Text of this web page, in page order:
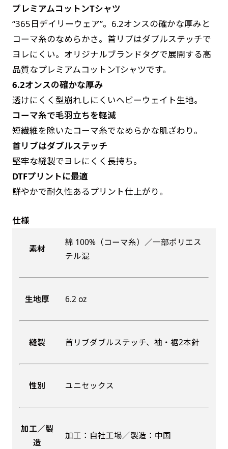
プレミアムコットンTシャツ
“365日デイリーウェア”。6.2オンスの確かな厚みと
コーマ糸のなめらかさ。首リブはダブルステッチで
ヨレにくい。オリジナルブランドタグで展開する高
品質なプレミアムコットンTシャツです。
6.2オンスの確かな厚み
透けにくく型崩れしにくいヘビーウェイト生地。
コーマ糸で毛羽立ちを軽減
短繊維を除いたコーマ糸でなめらかな肌ざわり。
首リブはダブルステッチ
堅牢な縫製でヨレにくく長持ち。
DTFプリントに最適
鮮やかで耐久性あるプリント仕上がり。
仕様
素材
綿 100%（コーマ糸）／一部ポリエス
テル混
生地厚 6.2 oz
縫製 首リブダブルステッチ、袖・裾2本針
性別 ユニセックス
加工／製
造
加工：自社工場／製造：中国
す。かわいいい＆おしゃれなのぼりです。台はセ
ットでついてます。
ジャンボ(90x270)
遠くからでも視認しやすいジャンボサイズです。
駐車場などのスペースに余裕がある場所で大々的
に宣伝できます。
4mまたは5mのポールが必要です。
吊り下げ旗(30x42)
掛け軸のように吊り下げ式にします。上部に棒袋
際の装飾などにとてもお役立ち！
布A1ポスター(60x84)
のぼりだけでなく、ポスターも作れます。
のぼり旗と同じデザインで飾れば宣伝効果UP!
す。かわいいい＆おしゃれなのぼりです。台はセ
ットでついてます。
ジャンボ(270x90)
遠くからでも視認しやすいジャンボサイズです。
駐車場などのスペースに余裕がある場所で大々的
に宣伝できます。
4mまたは5mのポールが必要です。
吊り下げ旗(42x30)
掛け軸のように吊り下げ式にします。上部に棒袋
際の装飾などにとてもお役立ち！
布A1ポスター(84x60)
のぼりだけでなく、ポスターも作れます。
のぼり旗と同じデザインで飾れば宣伝効果UP!